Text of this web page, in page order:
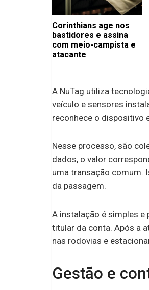
Corinthians age nos
bastidores e assina
com meio-campista e
atacante
A NuTag utiliza
veículo e sensores
reconhece o dispositivo
Nesse processo, são
dados, o valor
uma transação comum.
da passagem.
A instalação é simples e
titular da conta. Após a
nas rodovias e
Gestão e